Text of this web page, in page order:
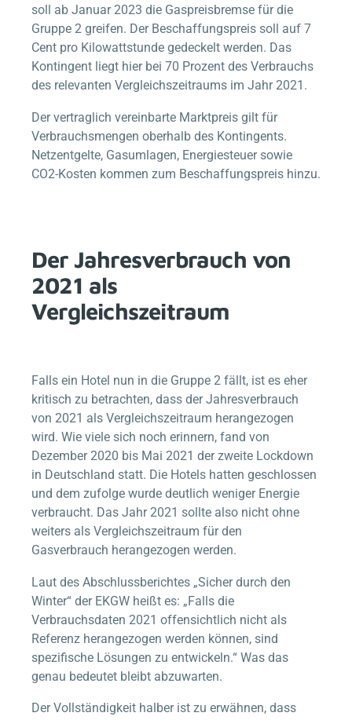
soll ab Januar 2023 die Gaspreisbremse für die
Gruppe 2 greifen. Der Beschaffungspreis soll auf 7
Cent pro Kilowattstunde gedeckelt werden. Das
Kontingent liegt hier bei 70 Prozent des Verbrauchs
des relevanten Vergleichszeitraums im Jahr 2021.
Der vertraglich vereinbarte Marktpreis gilt für
Verbrauchsmengen oberhalb des Kontingents.
Netzentgelte, Gasumlagen, Energiesteuer sowie
CO2-Kosten kommen zum Beschaffungspreis hinzu.
Der Jahresverbrauch von
2021 als
Vergleichszeitraum
Falls ein Hotel nun in die Gruppe 2 fällt, ist es eher
kritisch zu betrachten, dass der Jahresverbrauch
von 2021 als Vergleichszeitraum herangezogen
wird. Wie viele sich noch erinnern, fand von
Dezember 2020 bis Mai 2021 der zweite Lockdown
in Deutschland statt. Die Hotels hatten geschlossen
und dem zufolge wurde deutlich weniger Energie
verbraucht. Das Jahr 2021 sollte also nicht ohne
weiters als Vergleichszeitraum für den
Gasverbrauch herangezogen werden.
Laut des Abschlussberichtes „Sicher durch den
Winter“ der EKGW heißt es: „Falls die
Verbrauchsdaten 2021 offensichtlich nicht als
Referenz herangezogen werden können, sind
spezifische Lösungen zu entwickeln.“ Was das
genau bedeutet bleibt abzuwarten.
Der Vollständigkeit halber ist zu erwähnen, dass